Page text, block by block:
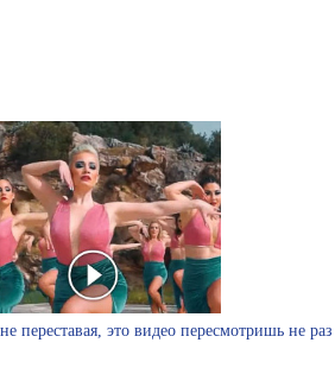
переставая, это видео пересмотришь не раз